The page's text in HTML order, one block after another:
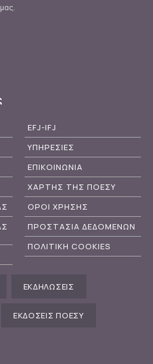
EFJ-IFJ
ΥΠΗΡΕΣΙΕΣ
ΕΠΙΚΟΙΝΩΝΙΑ
ΧΑΡΤΗΣ ΤΗΣ ΠΟΕΣΥ
ΟΡΟΙ ΧΡΗΣΗΣ
ΠΡΟΣΤΑΣΙΑ ΔΕΔΟΜΕΝΩΝ
ΠΟΛΙΤΙΚΗ COOKIES
ΕΚΔΗΛΩΣΕΙΣ
ΕΚΔΟΣΕΙΣ ΠΟΕΣΥ